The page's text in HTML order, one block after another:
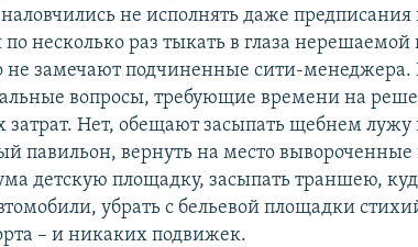
не исполнять даже предписания
несколько раз тыкать в глаза нерешаемой
не замечают подчиненные сити-
вопросы, требующие времени на
затрат. Нет, обещают засыпать щебнем
павильон, вернуть на место
детскую площадку, засыпать траншею,
убрать с бельевой площадки
– и никаких подвижек.